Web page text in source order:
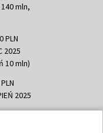
mln,
PLN
2025
10 mln)
2025